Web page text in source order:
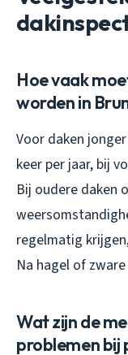
Hoe vaak
worden in
Voor daken
keer per jaar, bij
Bij oudere daken
regelmatig
Na hagel of
Wat zijn de
problemen bij